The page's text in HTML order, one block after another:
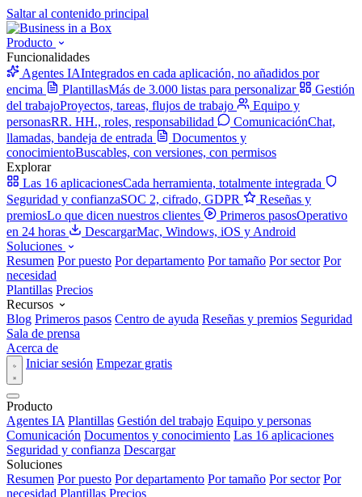
Saltar al contenido principal
Producto
Funcionalidades
Agentes IAIntegrados en cada aplicación, no añadidos por
encima
PlantillasMás de 3.000 listas para personalizar
Gestión
del trabajoProyectos, tareas, flujos de trabajo
Equipo y
personasRR. HH., roles, responsabilidad ComunicaciónChat,
llamadas, bandeja de entrada
Documentos y
conocimientoBuscables, con versiones, con permisos
Explorar
Las 16 aplicacionesCada herramienta, totalmente integrada
Seguridad y confianzaSOC 2, cifrado, GDPR
Reseñas y
premiosLo que dicen nuestros clientes Primeros pasosOperativo
en 24 horas
DescargarMac, Windows, iOS y Android
Soluciones
Resumen Por puesto Por departamento Por tamaño Por sector Por
necesidad
Plantillas Precios
Recursos
Blog Primeros pasos Centro de ayuda Reseñas y premios Seguridad
Sala de prensa
Acerca de
Iniciar sesión Empezar gratis
Producto
Agentes IA Plantillas Gestión del trabajo Equipo y personas
Comunicación Documentos y conocimiento Las 16 aplicaciones
Seguridad y confianza Descargar
Soluciones
Resumen Por puesto Por departamento Por tamaño Por sector Por
necesidad Plantillas Precios